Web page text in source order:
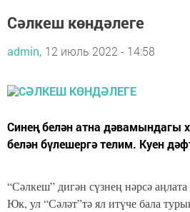
Сәлкеш көндәлеге
admin, 12 июль 2022 - 14:58
Синең белән атна дәвамындагы
белән бүлешергә телим. Куен
“Сәлкеш” дигән сүзнең нәрсә
Юк, ул “Сәләт”тә ял итүче бала